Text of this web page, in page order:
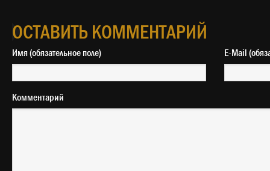
ОСТАВИТЬ КОММЕНТАРИЙ
Имя (обязательное поле) E-Mail
Комментарий